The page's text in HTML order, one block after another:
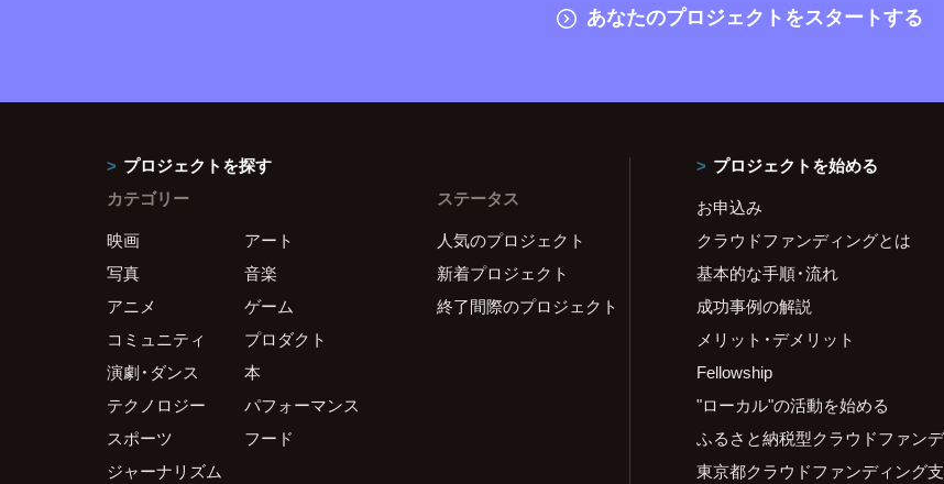
あなたのプロジェクトをスタートする
プロジェクトを探す
カテゴリー
映画
アート
写真
音楽
アニメ
ゲーム
コミュニティ
プロダクト
演劇・ダンス
本
テクノロジー
パフォーマンス
スポーツ
フード
ジャーナリズム
ステータス
人気のプロジェクト
新着プロジェクト
終了間際のプロジェクト
プロジェクトを始める
お申込み
クラウドファンディングとは
基本的な手順・流れ
成功事例の解説
メリット・デメリット
Fellowship
"ローカル"の活動を始める
ふるさと納税型クラウドファン
東京都クラウドファンディング